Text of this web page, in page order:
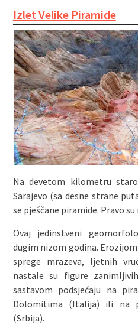
Izlet Velike Piramide
Na devetom kilometru
Sarajevo (sa desne strane
se pješčane piramide. Pravo
Ovaj jedinstveni
dugim nizom godina.
sprege mrazeva, ljetnih
nastale su figure
sastavom podsjećaju na
Dolomitima (Italija) ili na
(Srbija).